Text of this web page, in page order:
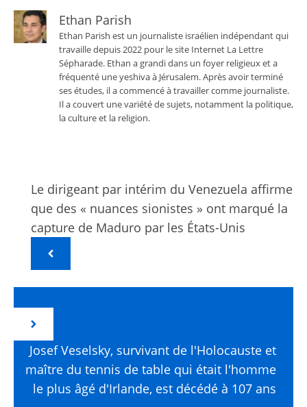
Ethan Parish
Ethan Parish est un journaliste israélien indépendant qui
travaille depuis 2022 pour le site Internet La Lettre
Sépharade. Ethan a grandi dans un foyer religieux et a
fréquenté une yeshiva à Jérusalem. Après avoir terminé
ses études, il a commencé à travailler comme journaliste.
Il a couvert une variété de sujets, notamment la politique,
la culture et la religion.
Le dirigeant par intérim du Venezuela affirme
que des « nuances sionistes » ont marqué la
capture de Maduro par les États-Unis
Josef Veselsky, survivant de l'Holocauste et
maître du tennis de table qui était l'homme
le plus âgé d'Irlande, est décédé à 107 ans